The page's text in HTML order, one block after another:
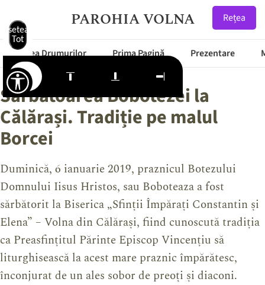
PAROHIA VOLNA Rețea
Starea Drumurilor Prima Pagină Prezentare
Sărbătoarea Bobotezei la
Călărași. Tradiție pe malul
Borcei
Duminică, 6 ianuarie 2019, praznicul Botezului
Domnului Iisus Hristos, sau Boboteaza a fost
sărbătorit la Biserica „Sfinții Împărați Constantin și
Elena” – Volna din Călărași, fiind cunoscută tradiția
ca Preasfințitul Părinte Episcop Vincențiu să
liturghisească la acest mare praznic împărătesc,
înconjurat de un ales sobor de preoți și diaconi.
Tot